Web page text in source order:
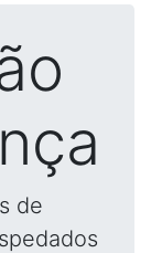
de